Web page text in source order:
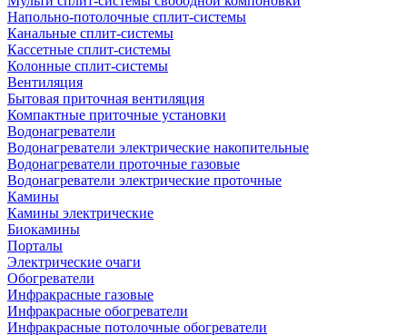
Напольно-потолочные сплит-системы
Канальные сплит-системы
Кассетные сплит-системы
Колонные сплит-системы
Вентиляция
Бытовая приточная вентиляция
Компактные приточные установки
Водонагреватели
Водонагреватели электрические накопительные
Водонагреватели проточные газовые
Водонагреватели электрические проточные
Камины
Камины электрические
Биокамины
Порталы
Электрические очаги
Обогреватели
Инфракрасные газовые
Инфракрасные обогреватели
Инфракрасные потолочные обогреватели